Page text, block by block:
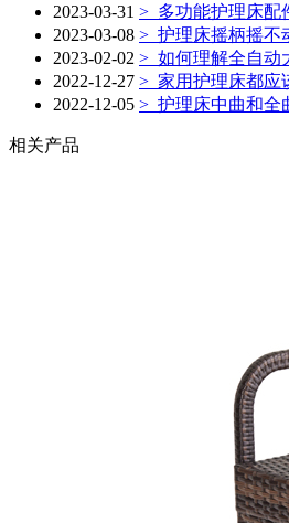
2023-03-31 > 多功能护理床配
2023-03-08 > 护理床摇柄摇不
2023-02-02 > 如何理解全自动
2022-12-27 > 家用护理床都应
2022-12-05 > 护理床中曲和全
相关产品